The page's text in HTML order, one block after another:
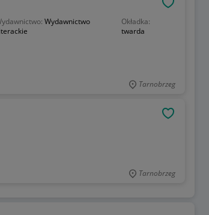
Wydawnictwo
Okładka:
twarda
Tarnobrzeg
Tarnobrzeg